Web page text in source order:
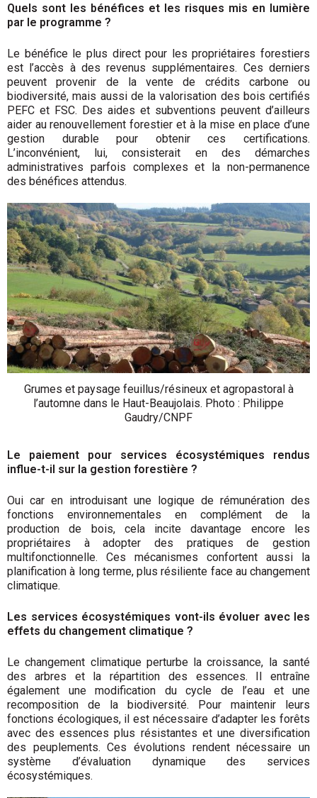
Quels sont les bénéfices et les risques mis en lumière
par le programme ?
Le bénéfice le plus direct pour les propriétaires forestiers
est l’accès à des revenus supplémentaires. Ces derniers
peuvent provenir de la vente de crédits carbone ou
biodiversité, mais aussi de la valorisation des bois certifiés
PEFC et FSC. Des aides et subventions peuvent d’ailleurs
aider au renouvellement forestier et à la mise en place d’une
gestion durable pour obtenir ces certifications.
L’inconvénient, lui, consisterait en des démarches
administratives parfois complexes et la non-permanence
des bénéfices attendus.
Grumes et paysage feuillus/résineux et agropastoral à
l’automne dans le Haut-Beaujolais. Photo : Philippe
Gaudry/CNPF
Le paiement pour services écosystémiques rendus
influe-t-il sur la gestion forestière ?
Oui car en introduisant une logique de rémunération des
fonctions environnementales en complément de la
production de bois, cela incite davantage encore les
propriétaires à adopter des pratiques de gestion
multifonctionnelle. Ces mécanismes confortent aussi la
planification à long terme, plus résiliente face au changement
climatique.
Les services écosystémiques vont-ils évoluer avec les
effets du changement climatique ?
Le changement climatique perturbe la croissance, la santé
des arbres et la répartition des essences. Il entraîne
également une modification du cycle de l’eau et une
recomposition de la biodiversité. Pour maintenir leurs
fonctions écologiques, il est nécessaire d’adapter les forêts
avec des essences plus résistantes et une diversification
des peuplements. Ces évolutions rendent nécessaire un
système d’évaluation dynamique des services
écosystémiques.